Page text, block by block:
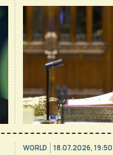
WORLD 18.07.2026, 19:50